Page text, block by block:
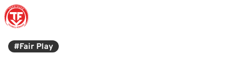
#Fair Play